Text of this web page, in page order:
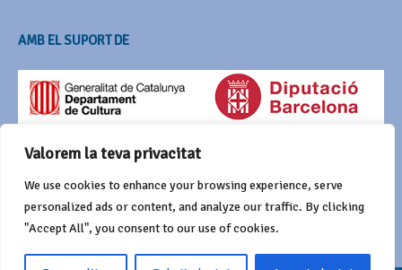
Valorem la teva privacitat
We use cookies to enhance your browsing experience, serve
personalized ads or content, and analyze our traffic. By clicking
"Accept All", you consent to our use of cookies.
AMB EL SUPORT DE